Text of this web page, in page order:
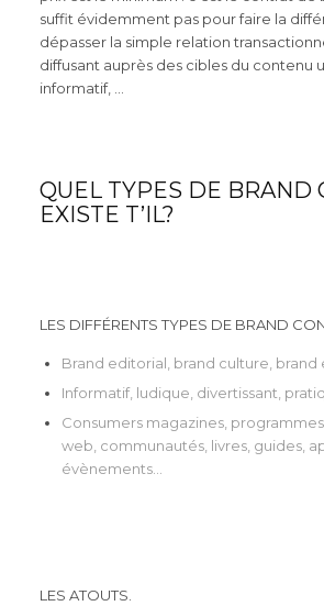
suffit évidemment pas pour faire la
dépasser la simple relation
diffusant auprès des cibles du contenu
informatif, …
QUEL TYPES DE BRAND
EXISTE T’IL?
LES DIFFÉRENTS TYPES DE BRAND
Brand editorial, brand culture,
Informatif, ludique, divertissant,
Consumers magazines,
web, communautés, livres, guides,
évènements…
LES ATOUTS.